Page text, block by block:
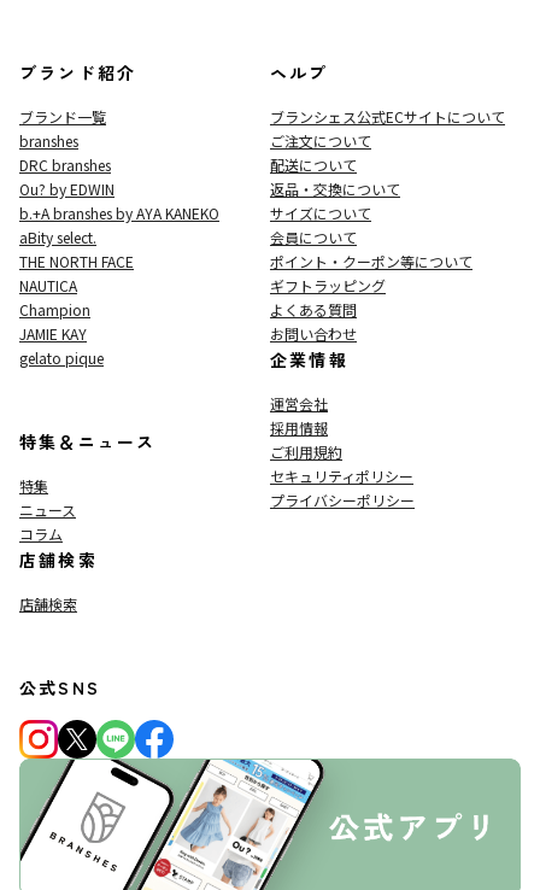
ブランド紹介
ブランド一覧
branshes
DRC branshes
Ou? by EDWIN
b.+A branshes by AYA KANEKO
aBity select.
THE NORTH FACE
NAUTICA
Champion
JAMIE KAY
gelato pique
特集＆ニュース
特集
ニュース
コラム
店舗検索
店舗検索
ヘルプ
ブランシェス公式ECサイトについて
ご注文について
配送について
返品・交換について
サイズについて
会員について
ポイント・クーポン等について
ギフトラッピング
よくある質問
お問い合わせ
企業情報
運営会社
採用情報
ご利用規約
セキュリティポリシー
プライバシーポリシー
公式SNS